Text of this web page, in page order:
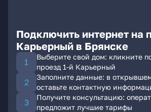
Подключить интернет на
Карьерный в Брянске
Выберите свой дом: кликните
проезд 1-й Карьерный
Заполните данные: в
оставьте контактную
Получите консультацию:
предложит лучшие тарифы